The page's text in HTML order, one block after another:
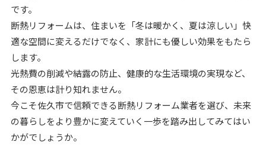
です。
断熱リフォームは、住まいを「冬は暖かく、夏は涼しい」快
適な空間に変えるだけでなく、家計にも優しい効果をもたら
します。
光熱費の削減や結露の防止、健康的な生活環境の実現など、
その恩恵は計り知れません。
今こそ佐久市で信頼できる断熱リフォーム業者を選び、未来
の暮らしをより豊かに変えていく一歩を踏み出してみてはい
かがでしょうか。